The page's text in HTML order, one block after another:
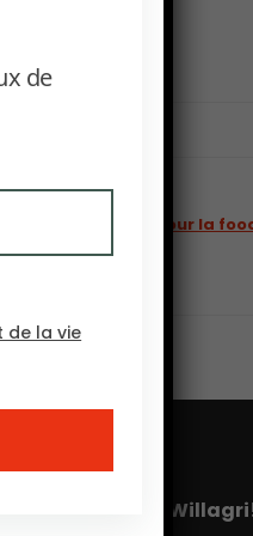
catastrophique pour la
à la newsletter
de
de la vie